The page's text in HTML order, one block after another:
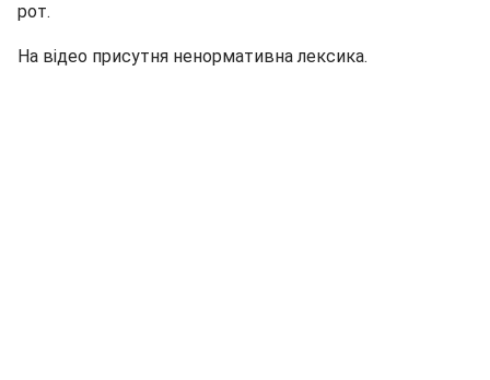
рот.
На відео присутня ненормативна лексика.